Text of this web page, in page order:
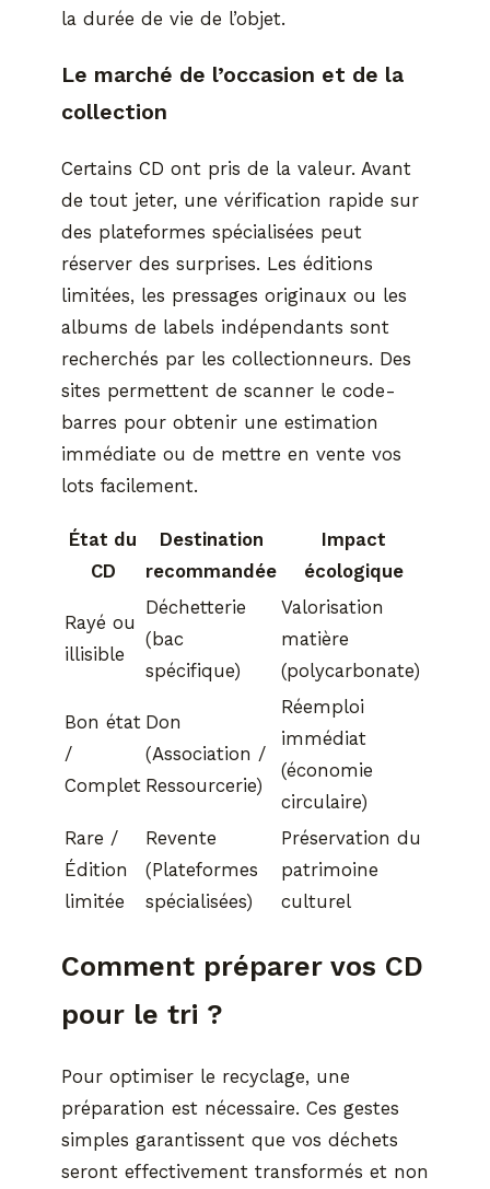
la durée de vie de l’objet.
Le marché de l’occasion et de la
collection
Certains CD ont pris de la valeur. Avant
de tout jeter, une vérification rapide sur
des plateformes spécialisées peut
réserver des surprises. Les éditions
limitées, les pressages originaux ou les
albums de labels indépendants sont
recherchés par les collectionneurs. Des
sites permettent de scanner le code-
barres pour obtenir une estimation
immédiate ou de mettre en vente vos
lots facilement.
État du
CD
Destination
recommandée
Impact
écologique
Rayé ou
illisible
Déchetterie
(bac
spécifique)
Valorisation
matière
(polycarbonate)
Bon état
/
Complet
Don
(Association /
Ressourcerie)
Réemploi
immédiat
(économie
circulaire)
Rare /
Édition
limitée
Revente
(Plateformes
spécialisées)
Préservation du
patrimoine
culturel
Comment préparer vos CD
pour le tri ?
Pour optimiser le recyclage, une
préparation est nécessaire. Ces gestes
simples garantissent que vos déchets
seront effectivement transformés et non